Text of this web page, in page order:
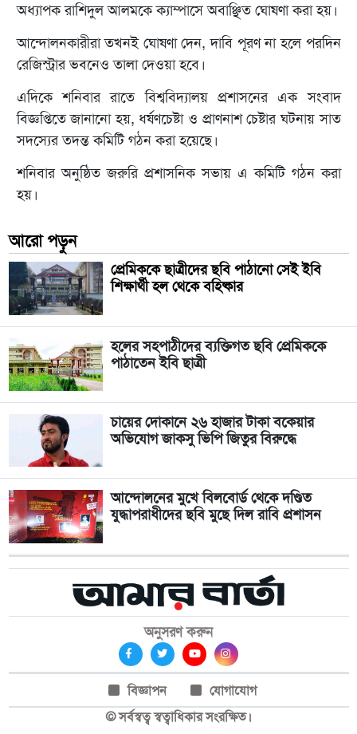
অধ্যাপক রাশিদুল আলমকে ক্যাম্পাসে অবাঞ্ছিত ঘোষণা করা হয়।
আন্দোলনকারীরা তখনই ঘোষণা দেন, দাবি পূরণ না হলে পরদিন
রেজিস্ট্রার ভবনেও তালা দেওয়া হবে।
এদিকে শনিবার রাতে বিশ্ববিদ্যালয় প্রশাসনের এক সংবাদ
বিজ্ঞপ্তিতে জানানো হয়, ধর্ষণচেষ্টা ও প্রাণনাশ চেষ্টার ঘটনায় সাত
সদস্যের তদন্ত কমিটি গঠন করা হয়েছে।
শনিবার অনুষ্ঠিত জরুরি প্রশাসনিক সভায় এ কমিটি গঠন করা
হয়।
আরো পড়ুন
প্রেমিককে ছাত্রীদের ছবি পাঠানো সেই ইবি
শিক্ষার্থী হল থেকে বহিষ্কার
হলের সহপাঠীদের ব্যক্তিগত ছবি প্রেমিককে
পাঠাতেন ইবি ছাত্রী
চায়ের দোকানে ২৬ হাজার টাকা বকেয়ার
অভিযোগ জাকসু ভিপি জিতুর বিরুদ্ধে
আন্দোলনের মুখে বিলবোর্ড থেকে দণ্ডিত
যুদ্ধাপরাধীদের ছবি মুছে দিল রাবি প্রশাসন
অনুসরণ করুন
বিজ্ঞাপন
যোগাযোগ
© সর্বস্বত্ব স্বত্বাধিকার সংরক্ষিত।